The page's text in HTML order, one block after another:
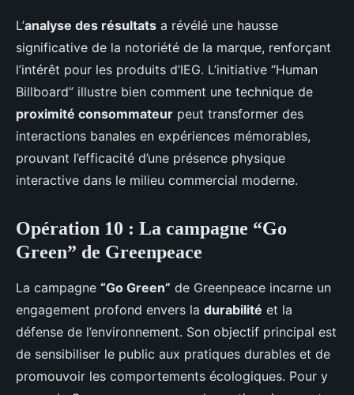
L’analyse des résultats a révélé une hausse
significative de la notoriété de la marque, renforçant
l’intérêt pour les produits d’IEG. L’initiative “Human
Billboard” illustre bien comment une technique de
proximité consommateur peut transformer des
interactions banales en expériences mémorables,
prouvant l’efficacité d’une présence physique
interactive dans le milieu commercial moderne.
Opération 10 : La campagne “Go
Green” de Greenpeace
La campagne “Go Green” de Greenpeace incarne un
engagement profond envers la durabilité et la
défense de l’environnement. Son objectif principal est
de sensibiliser le public aux pratiques durables et de
promouvoir les comportements écologiques. Pour y